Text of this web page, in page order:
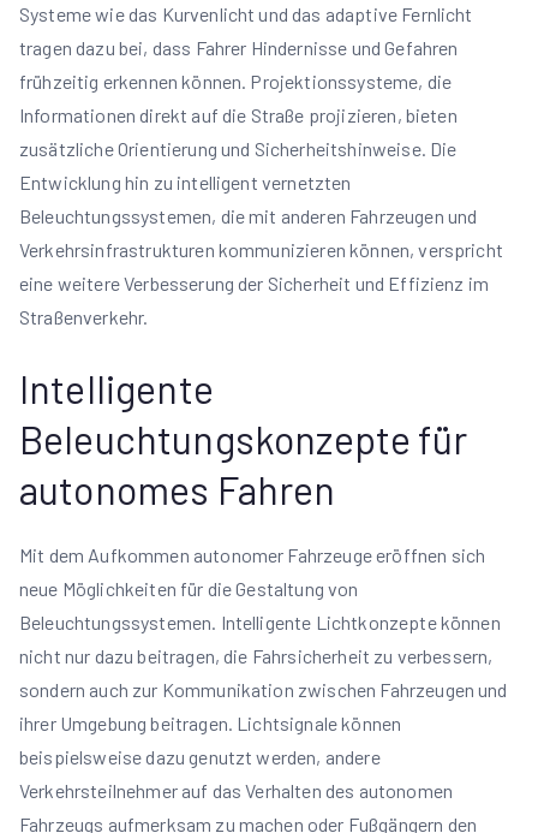
Systeme wie das Kurvenlicht und das adaptive Fernlicht
tragen dazu bei, dass Fahrer Hindernisse und Gefahren
frühzeitig erkennen können. Projektionssysteme, die
Informationen direkt auf die Straße projizieren, bieten
zusätzliche Orientierung und Sicherheitshinweise. Die
Entwicklung hin zu intelligent vernetzten
Beleuchtungssystemen, die mit anderen Fahrzeugen und
Verkehrsinfrastrukturen kommunizieren können, verspricht
eine weitere Verbesserung der Sicherheit und Effizienz im
Straßenverkehr.
Intelligente
Beleuchtungskonzepte für
autonomes Fahren
Mit dem Aufkommen autonomer Fahrzeuge eröffnen sich
neue Möglichkeiten für die Gestaltung von
Beleuchtungssystemen. Intelligente Lichtkonzepte können
nicht nur dazu beitragen, die Fahrsicherheit zu verbessern,
sondern auch zur Kommunikation zwischen Fahrzeugen und
ihrer Umgebung beitragen. Lichtsignale können
beispielsweise dazu genutzt werden, andere
Verkehrsteilnehmer auf das Verhalten des autonomen
Fahrzeugs aufmerksam zu machen oder Fußgängern den